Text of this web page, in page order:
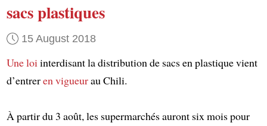
sacs plastiques
15 August 2018
Une loiinterdisant la distribution de sacs en plastique vient
d’entreren vigueurau Chili.
À partir du 3 août, les supermarchés auront six mois pour